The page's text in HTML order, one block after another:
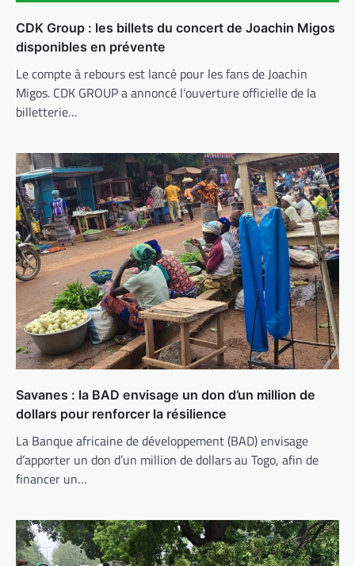
CDK Group : les billets du concert de Joachin Migos
disponibles en prévente
Le compte à rebours est lancé pour les fans de Joachin
Migos. CDK GROUP a annoncé l’ouverture officielle de la
billetterie…
Savanes : la BAD envisage un don d’un million de
dollars pour renforcer la résilience
La Banque africaine de développement (BAD) envisage
d’apporter un don d’un million de dollars au Togo, afin de
financer un…